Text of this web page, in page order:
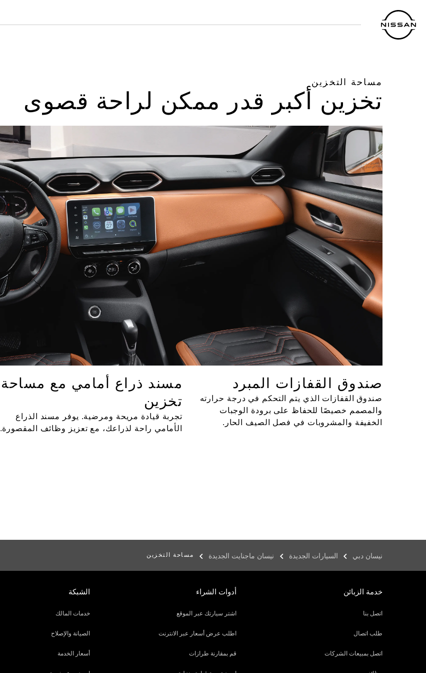
إلى
المحتوى
تخزين أكبر قدر ممكن لراحة قصوى
مساحة التخزين
صندوق القفازات المبرد
صندوق القفازات الذي يتم التحكم في درجة حرارته
والمصمم خصيصًا للحفاظ على برودة الوجبات
الخفيفة والمشروبات في فصل الصيف الحار.
مسند ذراع أمامي مع مساحة
تخزين
تجربة قيادة مريحة ومرضية. يوفر مسند الذراع
الأمامي راحة لذراعك، مع تعزيز وظائف المقصورة.
نيسان دبي السيارات الجديدة نيسان ماجنايت الجديدة مساحة التخزين
خدمة الزبائن
اتصل بنا
طلب اتصال
اتصل بمبيعات الشركات
أدوات الشراء
اشتر سيارتك عبر الموقع
اطلب عرض أسعار عبر الانترنت
قم بمقارنة طرازات
الشبكة
خدمات المالك
الصيانة والإصلاح
أسعار الخدمة